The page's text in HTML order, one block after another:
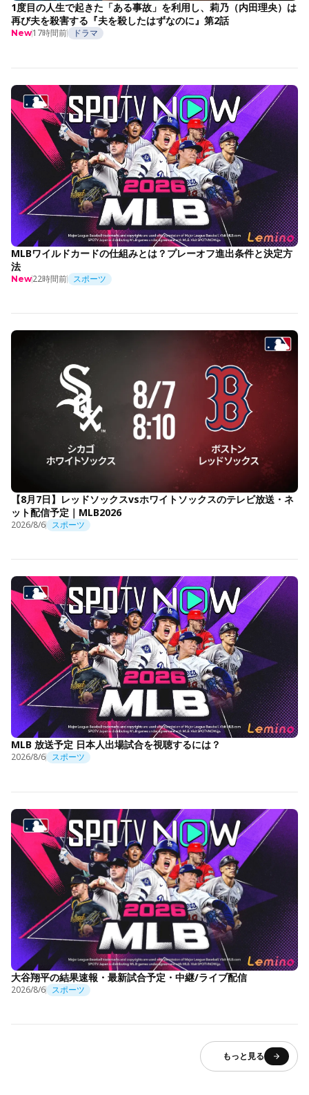
1度目の人生で起きた「ある事故」を利用し、莉乃（内田理央）は
再び夫を殺害する『夫を殺したはずなのに』第2話
New17時間前 ドラマ
MLBワイルドカードの仕組みとは？プレーオフ進出条件と決定方
法
New22時間前 スポーツ
【8月7日】レッドソックスvsホワイトソックスのテレビ放送・ネ
ット配信予定｜MLB2026
2026/8/6 スポーツ
MLB 放送予定 日本人出場試合を視聴するには？
2026/8/6 スポーツ
大谷翔平の結果速報・最新試合予定・中継/ライブ配信
2026/8/6 スポーツ
もっと見る